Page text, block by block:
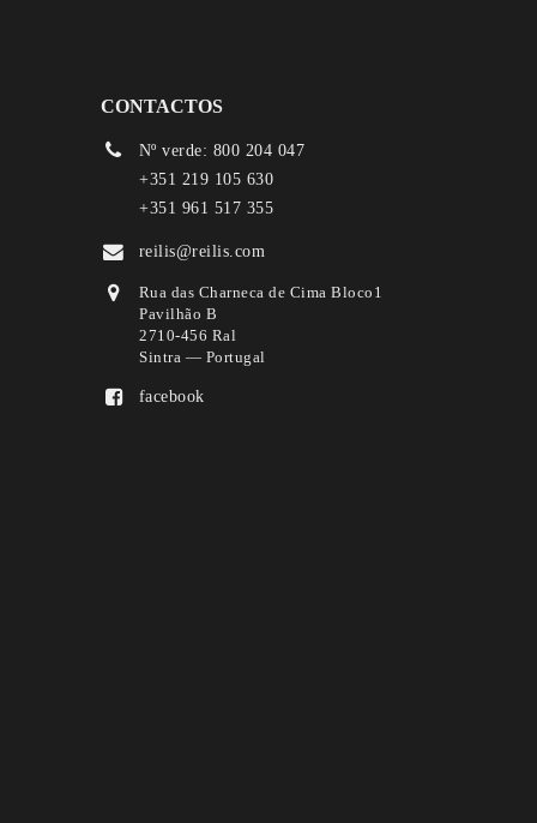
CONTACTOS
Nº verde: 800 204 047
+351 219 105 630
+351 961 517 355
reilis@reilis.com
Rua das Charneca de Cima Bloco1
Pavilhão B
2710-456 Ral
Sintra — Portugal
facebook